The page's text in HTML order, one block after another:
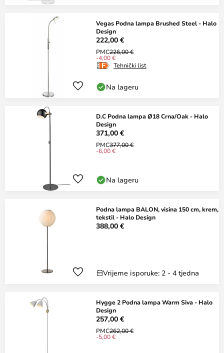
Vegas Podna lampa Brushed Steel - Halo
Design
222,00 €
PMC226,00 €
-4,00 €
Tehnički list
Na lageru
D.C Podna lampa Ø18 Crna/Oak - Halo
Design
371,00 €
PMC377,00 €
-6,00 €
Na lageru
Podna lampa BALON, visina 150 cm, krem,
tekstil - Halo Design
388,00 €
Vrijeme isporuke: 2 - 4 tjedna
Hygge 2 Podna lampa Warm Siva - Halo
Design
257,00 €
PMC262,00 €
-5,00 €